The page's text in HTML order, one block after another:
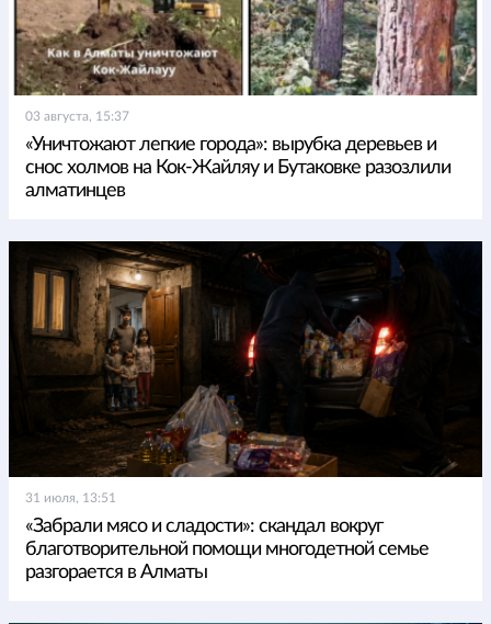
03 августа, 15:37
«Уничтожают легкие города»: вырубка деревьев и
снос холмов на Кок-Жайляу и Бутаковке разозлили
алматинцев
31 июля, 13:51
«Забрали мясо и сладости»: скандал вокруг
благотворительной помощи многодетной семье
разгорается в Алматы